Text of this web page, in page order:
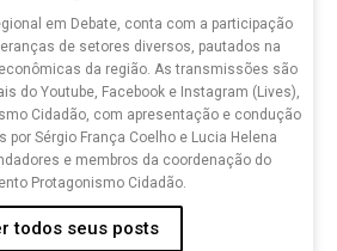
em Debate, conta com a participação
de setores diversos, pautados na
da região. As transmissões são
do Youtube, Facebook e Instagram (Lives),
Cidadão, com apresentação e condução
Sérgio França Coelho e Lucia Helena
e membros da coordenação do
Protagonismo Cidadão.
todos seus posts